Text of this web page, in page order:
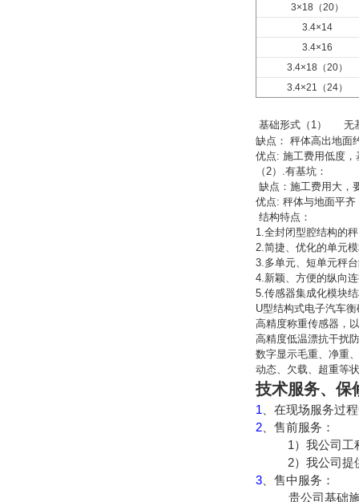
3×18（20）
3.4×14
3.4×16
3.4×18（20）
3.4×21
（24）
基础形式 （1）
无
缺点： 秤体高出地面
优点: 施工费用低度
（2）.有基坑：
缺点：施工费用大，
优点: 秤体与地面平
结构特点：
1.全封闭型腔结构的
2.简捷、优化的单元
3.多单元、短单元秤
4.新颖、方便的纵向
5.传感器集成化模块
U型结构式电子汽车
高精度称重传感器，
高精度低温漂抗干扰
数字显示毛重、净重
动态、欠载、超重等
技术服务、保
1 、在现场服务过
2 、售前服务：
1）我公司
2）我公司提
3 、售中服务：
贵公司基础